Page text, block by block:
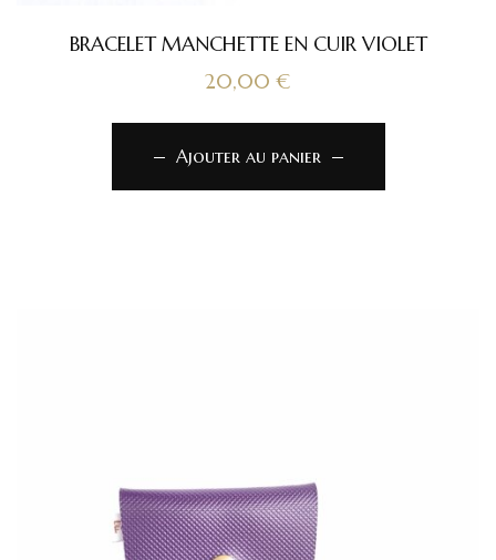
BRACELET MANCHETTE EN CUIR VIOLET
20,00 €
Ajouter au panier